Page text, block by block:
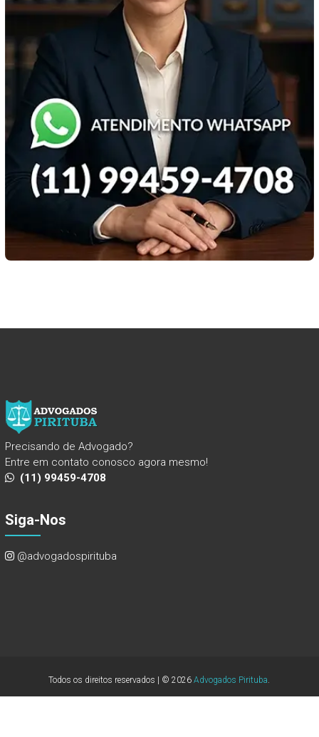
Precisando de Advogado?
Entre em contato conosco agora mesmo!
(11) 99459-4708
Siga-Nos
@advogadospirituba
Todos os direitos reservados | © 2026Advogados Pirituba.